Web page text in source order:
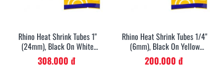
Rhino Heat Shrink Tubes 1"
(24mm), Black On White
(1805443)
308.000 đ
Rhino Heat Shrink Tubes 1/4"
(6mm), Black On Yellow
(18052)
200.000 đ